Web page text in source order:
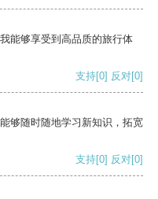
能够享受到高品质的旅行体
支持[0] 反对[0]
够随时随地学习新知识，拓宽
支持[0] 反对[0]